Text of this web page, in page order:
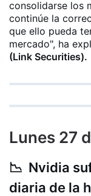
consolidarse los
continúe la
que ello pueda
mercado", ha
(Link Securities).
Lunes 27
📉 Nvidia
diaria de la